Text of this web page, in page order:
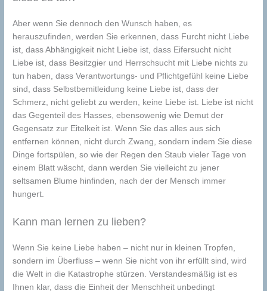
Aber wenn Sie dennoch den Wunsch haben, es
herauszufinden, werden Sie erkennen, dass Furcht nicht Liebe
ist, dass Abhängigkeit nicht Liebe ist, dass Eifersucht nicht
Liebe ist, dass Besitzgier und Herrschsucht mit Liebe nichts zu
tun haben, dass Verantwortungs- und Pflichtgefühl keine Liebe
sind, dass Selbstbemitleidung keine Liebe ist, dass der
Schmerz, nicht geliebt zu werden, keine Liebe ist. Liebe ist nicht
das Gegenteil des Hasses, ebensowenig wie Demut der
Gegensatz zur Eitelkeit ist. Wenn Sie das alles aus sich
entfernen können, nicht durch Zwang, sondern indem Sie diese
Dinge fortspülen, so wie der Regen den Staub vieler Tage von
einem Blatt wäscht, dann werden Sie vielleicht zu jener
seltsamen Blume hinfinden, nach der der Mensch immer
hungert.
Kann man lernen zu lieben?
Wenn Sie keine Liebe haben – nicht nur in kleinen Tropfen,
sondern im Überfluss – wenn Sie nicht von ihr erfüllt sind, wird
die Welt in die Katastrophe stürzen. Verstandesmäßig ist es
Ihnen klar, dass die Einheit der Menschheit unbedingt